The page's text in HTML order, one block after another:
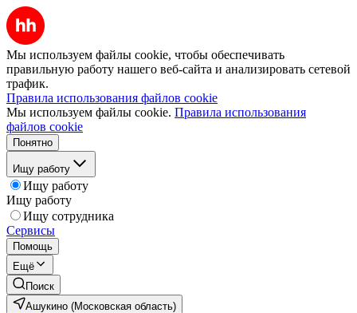
Мы используем файлы cookie, чтобы обеспечивать
правильную работу нашего веб-сайта и анализировать сетевой
трафик.
Правила использования файлов cookie
Мы используем файлы cookie. Правила использования
файлов cookie
Понятно
Ищу работу
Ищу работу
Ищу работу
Ищу сотрудника
Сервисы
Помощь
Ещё
Поиск
Ашукино (Московская область)